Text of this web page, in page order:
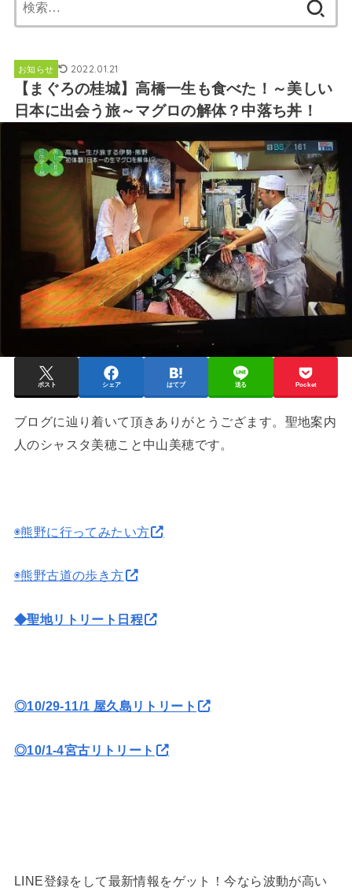
索:
お知らせ 2022.01.21
【まぐろの桂城】高橋一生も食べた！～美しい
日本に出会う旅～マグロの解体？中落ち丼！
ポスト シェア はてブ 送る Pocket
ブログに辿り着いて頂きありがとうござます。聖地案内
人のシャスタ美穂こと中山美穂です。
◉熊野に行ってみたい方
◉熊野古道の歩き方
◆聖地リトリート日程
◎10/29-11/1 屋久島リトリート
◎10/1-4宮古リトリート
LINE登録をして最新情報をゲット！今なら波動が高い